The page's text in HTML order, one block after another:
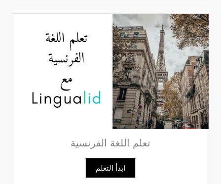
تعلم اللغة الفرنسية
ابدأ التعلم